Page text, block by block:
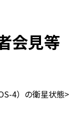
会見等
4）の衛星状態>